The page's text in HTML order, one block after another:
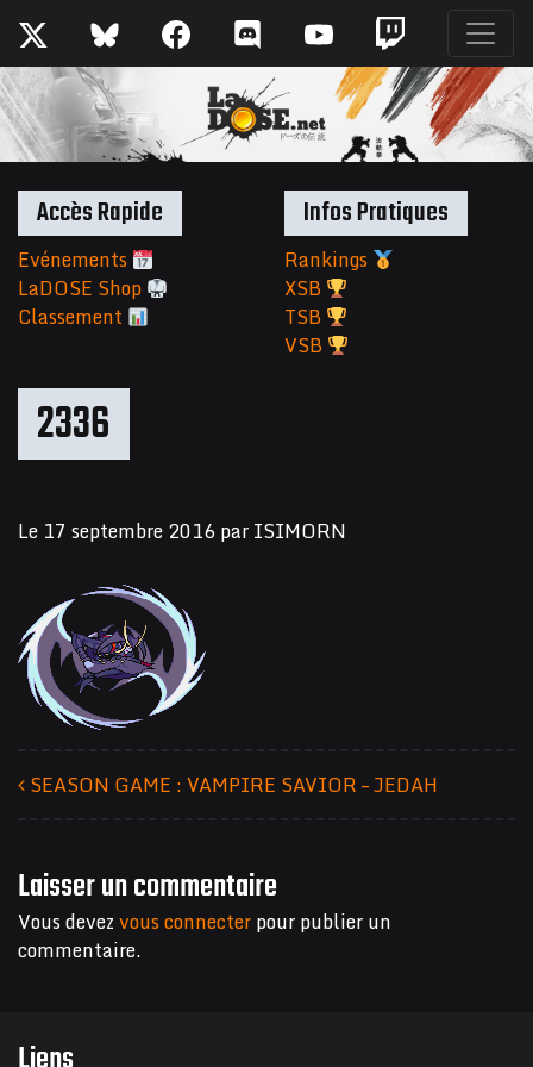
2336
Le 17 septembre 2016parISIMORN
SEASON GAME : VAMPIRE SAVIOR – JEDAH
Laisser un commentaire
Vous devezvous connecterpour publier un
commentaire.
Accès Rapide
Evénements
LaDOSE Shop
Classement
Infos Pratiques
Rankings
XSB
TSB
VSB